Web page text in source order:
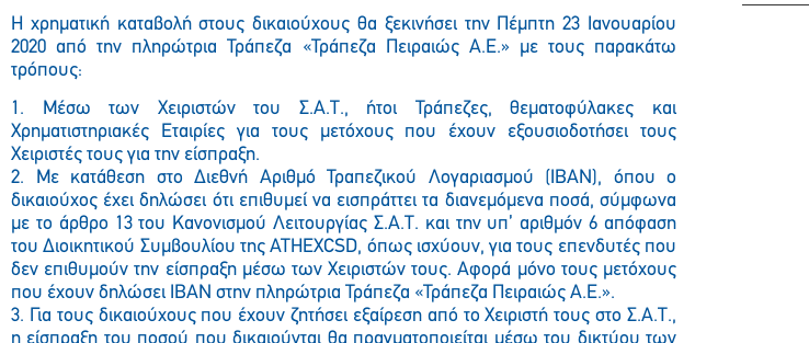
Η χρηματική καταβολή στους δικαιούχους θα ξεκινήσει την Πέμπτη 23 Ιανουαρίου
2020 από την πληρώτρια Τράπεζα «Τράπεζα Πειραιώς Α.Ε.» με τους παρακάτω
τρόπους:
1. Μέσω των Χειριστών του Σ.Α.Τ., ήτοι Τράπεζες, θεματοφύλακες και
Χρηματιστηριακές Εταιρίες για τους μετόχους που έχουν εξουσιοδοτήσει τους
Χειριστές τους για την είσπραξη.
2. Με κατάθεση στο Διεθνή Αριθμό Τραπεζικού Λογαριασμού (ΙΒΑΝ), όπου ο
δικαιούχος έχει δηλώσει ότι επιθυμεί να εισπράττει τα διανεμόμενα ποσά, σύμφωνα
με το άρθρο 13 του Κανονισμού Λειτουργίας Σ.Α.Τ. και την υπ’ αριθμόν 6 απόφαση
του Διοικητικού Συμβουλίου της ATHEXCSD, όπως ισχύουν, για τους επενδυτές που
δεν επιθυμούν την είσπραξη μέσω των Χειριστών τους. Αφορά μόνο τους μετόχους
που έχουν δηλώσει ΙΒΑΝ στην πληρώτρια Τράπεζα «Τράπεζα Πειραιώς Α.Ε.».
3. Για τους δικαιούχους που έχουν ζητήσει εξαίρεση από το Χειριστή τους στο Σ.Α.Τ.,